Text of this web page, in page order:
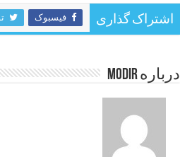
اشتراک گذاری فیسبوک
درباره modir